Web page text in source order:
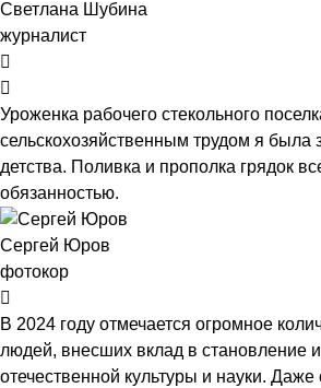
Светлана Шубина
журналист
Уроженка рабочего стекольного
сельскохозяйственным трудом я была
детства. Поливка и прополка грядок
обязанностью.
Сергей Юров
фотокор
В 2024 году отмечается огромное
людей, внесших вклад в становление
отечественной культуры и науки. Даже